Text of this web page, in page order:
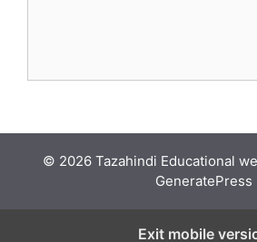
© 2026 Tazahindi Educational
GeneratePress
Exit mobile